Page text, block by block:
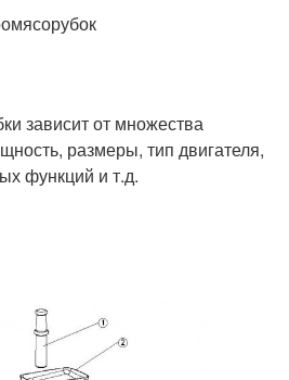
зависит от множества
размеры, тип двигателя,
функций и т.д.